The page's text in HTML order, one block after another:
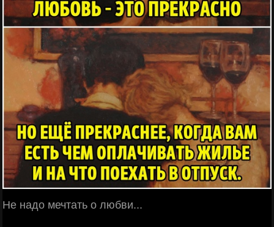
Не надо мечтать о любви...